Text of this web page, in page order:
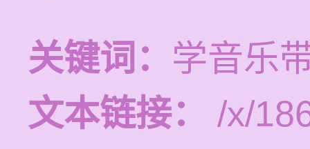
关键词： 学音乐
文本链接：
/x/